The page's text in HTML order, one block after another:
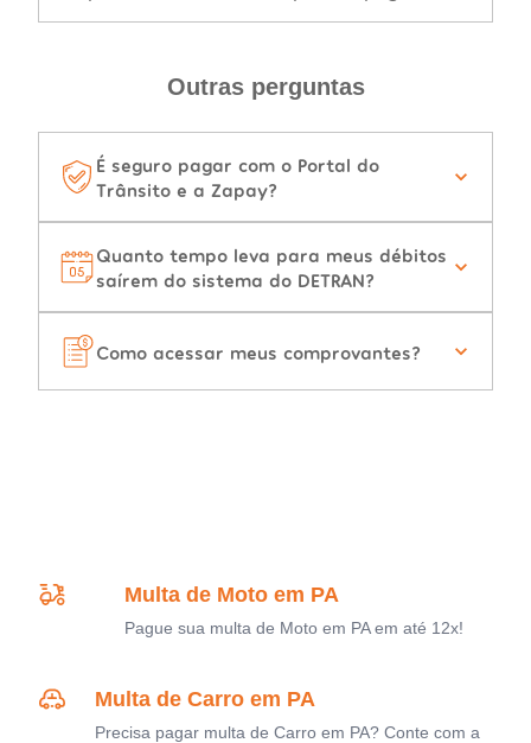
Outras perguntas
É seguro pagar com o Portal do
Trânsito e a Zapay?
Quanto tempo leva para meus débitos
saírem do sistema do DETRAN?
Como acessar meus comprovantes?
Multa de Moto em PA
Pague sua multa de Moto em PA em até 12x!
Multa de Carro em PA
Precisa pagar multa de Carro em PA? Conte com a